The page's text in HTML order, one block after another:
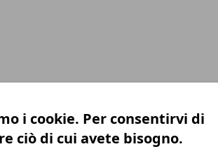
i cookie. Per consentirvi di
ciò di cui avete bisogno.